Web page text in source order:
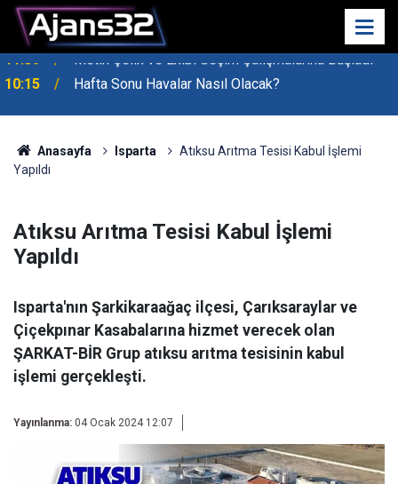
10:15 Hafta Sonu Havalar Nasıl Olacak?
Anasayfa Isparta
Atıksu Arıtma Tesisi Kabul İşlemi
Yapıldı
Atıksu Arıtma Tesisi Kabul İşlemi
Yapıldı
Isparta'nın Şarkikaraağaç ilçesi, Çarıksaraylar ve
Çiçekpınar Kasabalarına hizmet verecek olan
ŞARKAT-BİR Grup atıksu arıtma tesisinin kabul
işlemi gerçekleşti.
Yayınlanma: 04 Ocak 2024 12:07